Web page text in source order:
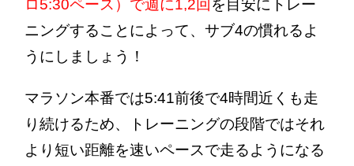
ロ5:30ペース）で週に1,2回 を目安にトレー
ニングすることによって、サブ4の慣れるよ
うにしましょう！
マラソン本番では5:41前後で4時間近くも走
り続けるため、トレーニングの段階ではそれ
より短い距離を速いペースで走るようになる